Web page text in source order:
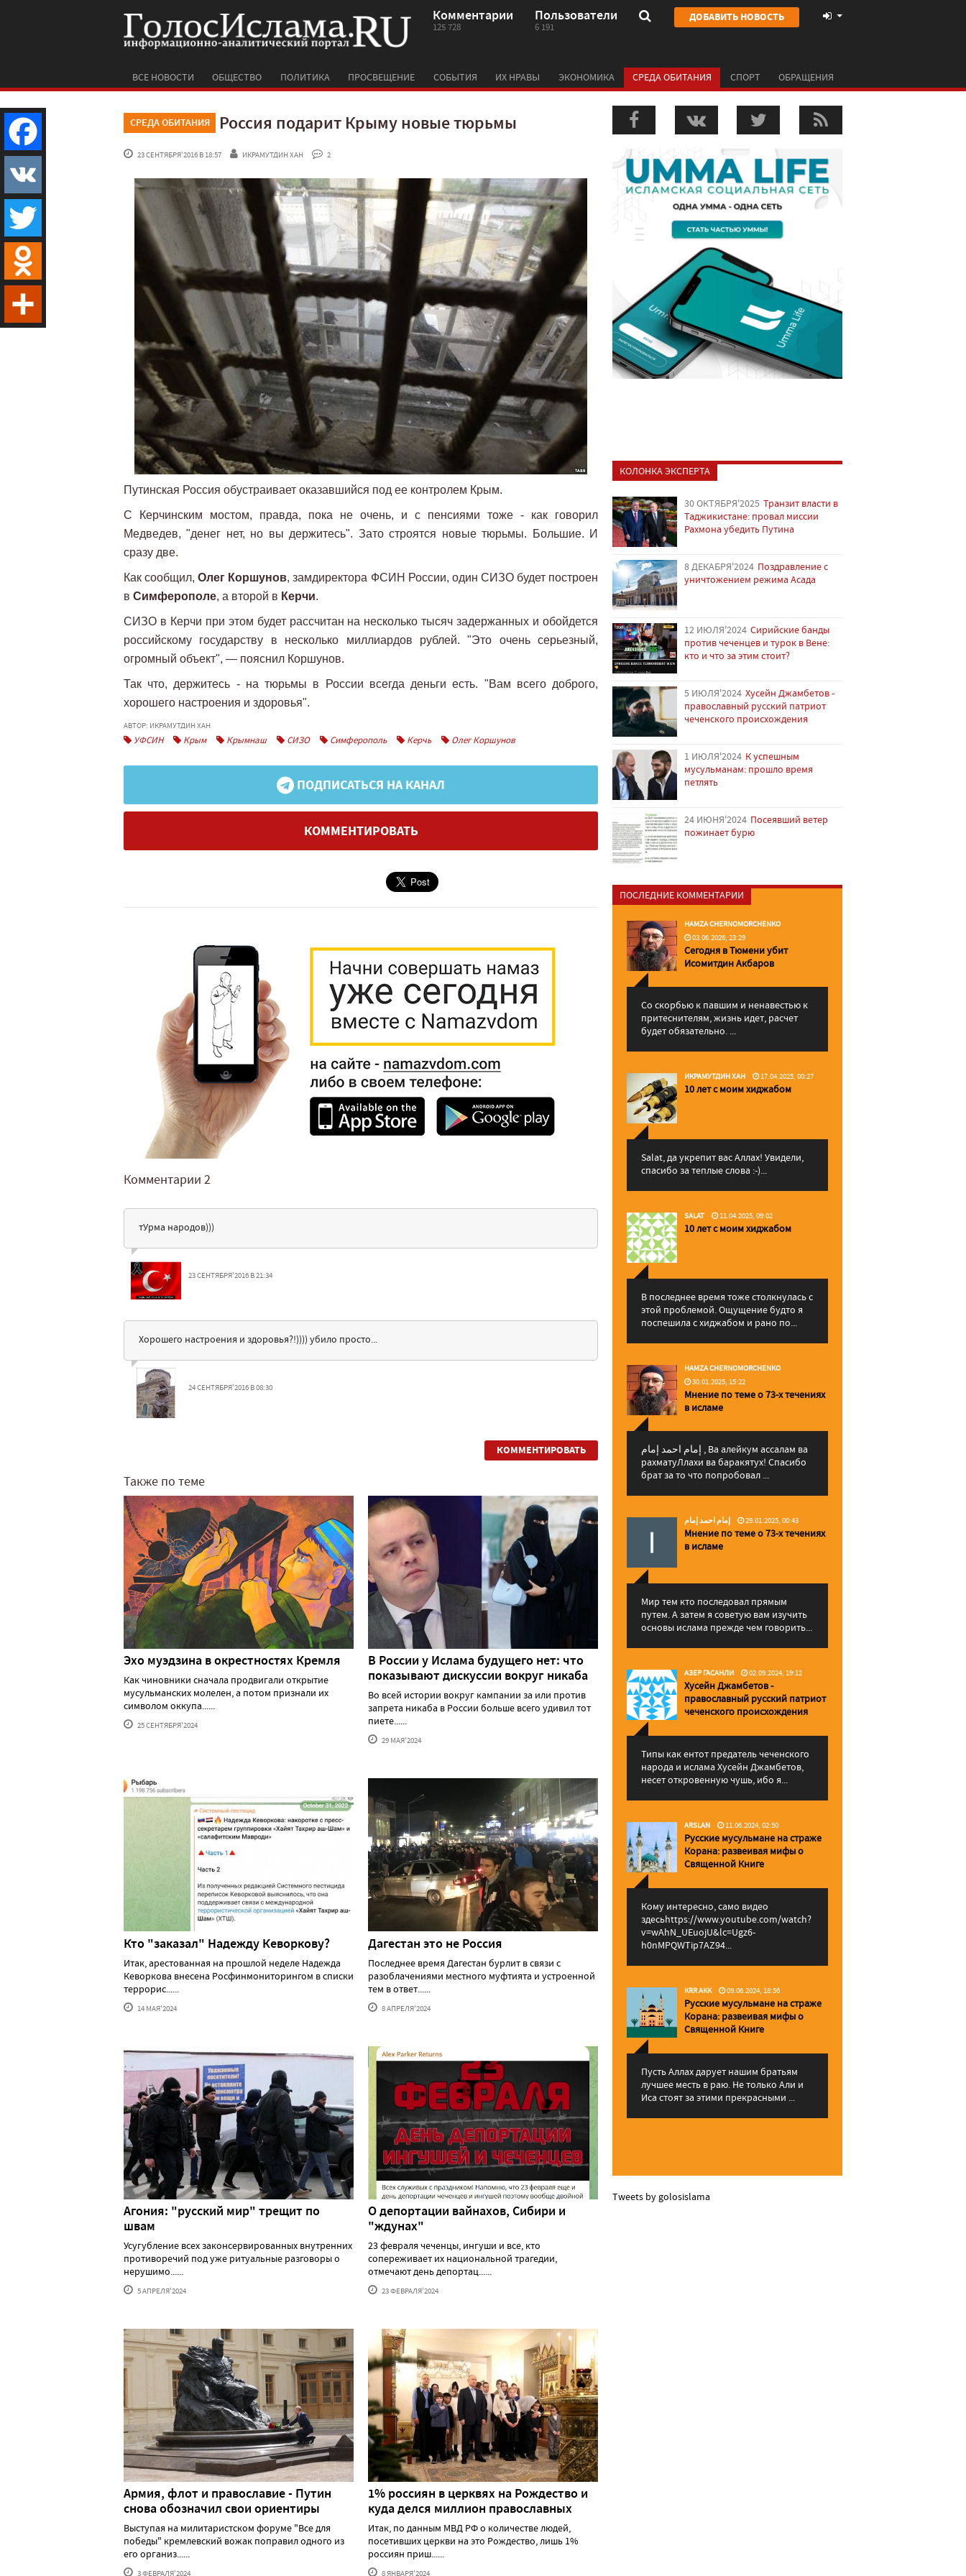
Комментарии
125 728
Пользователи
6 191
ДОБАВИТЬ НОВОСТЬ
ВСЕ НОВОСТИ ОБЩЕСТВО ПОЛИТИКА ПРОСВЕЩЕНИЕ СОБЫТИЯ ИХ НРАВЫ ЭКОНОМИКА СРЕДА ОБИТАНИЯ СПОРТ ОБРАЩЕНИЯ
СРЕДА ОБИТАНИЯ Россия подарит Крыму новые тюрьмы
23 СЕНТЯБРЯ'2016 В 18:57 ИКРАМУТДИН ХАН 2
Путинская Россия обустраивает оказавшийся под ее контролем Крым.
С Керчинским мостом, правда, пока не очень, и с пенсиями тоже - как говорил
Медведев, "денег нет, но вы держитесь". Зато строятся новые тюрьмы. Большие. И
сразу две.
Как сообщил,Олег Коршунов, замдиректора ФСИН России, один СИЗО будет построен
в Симферополе, а второй в Керчи.
СИЗО в Керчи при этом будет рассчитан на несколько тысяч задержанных и обойдется
российскому государству в несколько миллиардов рублей. "Это очень серьезный,
огромный объект", — пояснил Коршунов.
Так что, держитесь - на тюрьмы в России всегда деньги есть. "Вам всего доброго,
хорошего настроения и здоровья".
АВТОР: ИКРАМУТДИН ХАН
УФСИН Крым Крымнаш СИЗО Симферополь Керчь Олег Коршунов
ПОДПИСАТЬСЯ НА КАНАЛ
КОММЕНТИРОВАТЬ
Комментарии 2
тУрма народов)))
23 СЕНТЯБРЯ'2016 В 21:34
Хорошего настроения и здоровья?!)))) убило просто...
24 СЕНТЯБРЯ'2016 В 08:30
КОММЕНТИРОВАТЬ
Также по теме
Эхо муэдзина в окрестностях Кремля
Как чиновники сначала продвигали открытие
мусульманских молелен, а потом признали их
символом оккупа......
25 СЕНТЯБРЯ'2024
В России у Ислама будущего нет: что
показывают дискуссии вокруг никаба
Во всей истории вокруг кампании за или против
запрета никаба в России больше всего удивил тот
пиете......
29 МАЯ'2024
Кто "заказал" Надежду Кеворкову?
Итак, арестованная на прошлой неделе Надежда
Кеворкова внесена Росфинмониторингом в списки
террорис......
14 МАЯ'2024
Дагестан это не Россия
Последнее время Дагестан бурлит в связи с
разоблачениями местного муфтията и устроенной
тем в ответ......
8 АПРЕЛЯ'2024
Агония: "русский мир" трещит по
швам
Усугубление всех законсервированных внутренних
противоречий под уже ритуальные разговоры о
нерушимо......
5 АПРЕЛЯ'2024
О депортации вайнахов, Сибири и
"ждунах"
23 февраля чеченцы, ингуши и все, кто
сопереживает их национальной трагедии,
отмечают день депортац......
23 ФЕВРАЛЯ'2024
Армия, флот и православие - Путин
снова обозначил свои ориентиры
Выступая на милитаристском форуме "Все для
победы" кремлевский вожак поправил одного из
его организ......
3 ФЕВРАЛЯ'2024
1% россиян в церквях на Рождество и
куда делся миллион православных
Итак, по данным МВД РФ о количестве людей,
посетивших церкви на это Рождество, лишь 1%
россиян приш......
8 ЯНВАРЯ'2024
КОЛОНКА ЭКСПЕРТА
30 ОКТЯБРЯ'2025 Транзит власти в
Таджикистане: провал миссии
Рахмона убедить Путина
8 ДЕКАБРЯ'2024 Поздравление с
уничтожением режима Асада
12 ИЮЛЯ'2024 Сирийские банды
против чеченцев и турок в Вене:
кто и что за этим стоит?
5 ИЮЛЯ'2024 Хусейн Джамбетов -
православный русский патриот
чеченского происхождения
1 ИЮЛЯ'2024 К успешным
мусульманам: прошло время
петлять
24 ИЮНЯ'2024 Посеявший ветер
пожинает бурю
ПОСЛЕДНИЕ КОММЕНТАРИИ
HAMZA CHERNOMORCHENKO
03.06.2026, 23:29
Сегодня в Тюмени убит
Исомитдин Акбаров
Со скорбью к павшим и ненавестью к
притеснителям, жизнь идет, расчет
будет обязательно. ...
ИКРАМУТДИН ХАН 17.04.2025, 00:27
10 лет с моим хиджабом
Salat, да укрепит вас Аллаx! Увидели,
спасибо за теплые слова :-)...
SALAT 11.04.2025, 09:02
10 лет с моим хиджабом
В последнее время тоже столкнулась с
этой проблемой. Ощущение будто я
поспешила с хиджабом и рано по...
HAMZA CHERNOMORCHENKO
30.01.2025, 15:22
Мнение по теме о 73-х течениях
в исламе
إمام احمد إمام , Ва алейкум ассалам ва
рахматуЛлахи ва баракятух! Спасибо
брат за то что попробовал ...
إمام احمد إمام 29.01.2025, 00:43
Мнение по теме о 73-х течениях
в исламе
Мир тем кто последовал прямым
путем. А затем я советую вам изучить
основы ислама прежде чем говорить...
АЗЕР ГАСАНЛИ 02.09.2024, 19:12
Хусейн Джамбетов -
православный русский патриот
чеченского происхождения
Типы как ентот предатель чеченского
народа и ислама Хусейн Джамбетов,
несет откровенную чушь, ибо я...
ARSLAN 11.06.2024, 02:50
Русские мусульмане на страже
Корана: pазвеивая мифы о
Священной Книге
Кому интересно, само видео
здесьhttps://www.youtube.com/watch?
v=wAhN_UEuojU&lc=Ugz6-
h0nMPQWTip7AZ94...
KRR AKK 09.06.2024, 18:56
Русские мусульмане на страже
Корана: pазвеивая мифы о
Священной Книге
Пусть Аллах дарует нашим братьям
лучшее месть в раю. Не только Али и
Иса стоят за этими прекрасными ...
Tweets by golosislama
Facebook
VK
Twitter
Odnoklassniki